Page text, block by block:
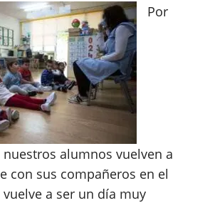
Por
alumnos vuelven a
con sus compañeros en el
vuelve a ser un día muy